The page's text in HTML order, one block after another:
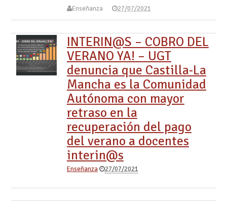
Enseñanza 27/07/2021
INTERIN@S – COBRO DEL
VERANO YA! – UGT
denuncia que Castilla-La
Mancha es la Comunidad
Autónoma con mayor
retraso en la
recuperación del pago
del verano a docentes
interin@s
Enseñanza 27/07/2021